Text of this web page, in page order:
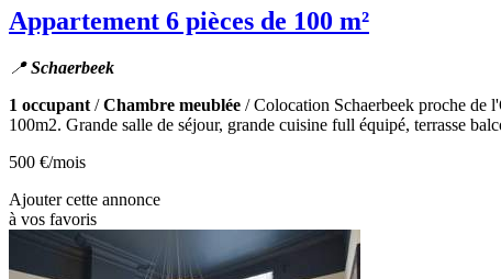
Appartement 6 pièces de 100 m²
📍Schaerbeek
1 occupant /Chambre meublée / Colocation Schaerbeek proche de
100m2. Grande salle de séjour, grande cuisine full équipé, terrasse
500 €/mois
Ajouter cette annonce
à vos favoris